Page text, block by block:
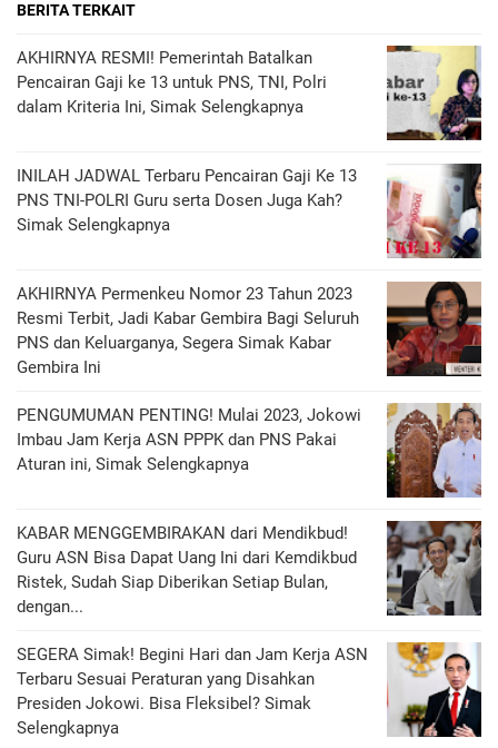
BERITA TERKAIT
AKHIRNYA RESMI! Pemerintah Batalkan
Pencairan Gaji ke 13 untuk PNS, TNI, Polri
dalam Kriteria Ini, Simak Selengkapnya
INILAH JADWAL Terbaru Pencairan Gaji Ke 13
PNS TNI-POLRI Guru serta Dosen Juga Kah?
Simak Selengkapnya
AKHIRNYA Permenkeu Nomor 23 Tahun 2023
Resmi Terbit, Jadi Kabar Gembira Bagi Seluruh
PNS dan Keluarganya, Segera Simak Kabar
Gembira Ini
PENGUMUMAN PENTING! Mulai 2023, Jokowi
Imbau Jam Kerja ASN PPPK dan PNS Pakai
Aturan ini, Simak Selengkapnya
KABAR MENGGEMBIRAKAN dari Mendikbud!
Guru ASN Bisa Dapat Uang Ini dari Kemdikbud
Ristek, Sudah Siap Diberikan Setiap Bulan,
dengan...
SEGERA Simak! Begini Hari dan Jam Kerja ASN
Terbaru Sesuai Peraturan yang Disahkan
Presiden Jokowi. Bisa Fleksibel? Simak
Selengkapnya